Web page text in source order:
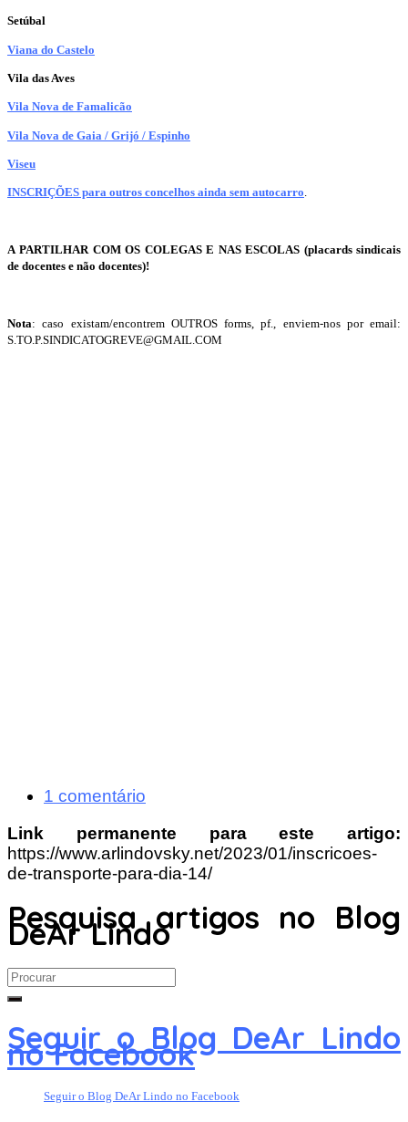
Setúbal
Viana do Castelo
Vila das Aves
Vila Nova de Famalicão
Vila Nova de Gaia / Grijó / Espinho
Viseu
INSCRIÇÕES para outros concelhos ainda sem autocarro.
A PARTILHAR COM OS COLEGAS E NAS ESCOLAS (placards sindicais
de docentes e não docentes)!
Nota: caso existam/encontrem OUTROS forms, pf., enviem-nos por email:
S.TO.P.SINDICATOGREVE@GMAIL.COM
1 comentário
Link permanente para este artigo:
https://www.arlindovsky.net/2023/01/inscricoes-
de-transporte-para-dia-14/
Pesquisa artigos no Blog
DeAr Lindo
Search
for:
Seguir o Blog DeAr Lindo
no Facebook
Seguir o Blog DeAr Lindo no Facebook